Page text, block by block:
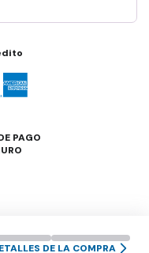
DE LA COMPRA
PAGO